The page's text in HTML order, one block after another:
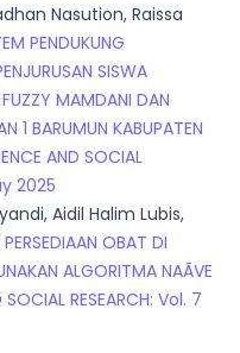
Nasution, Raissa
PENDUKUNG
SISWA
MAMDANI DAN
1 BARUMUN KABUPATEN
AND SOCIAL
2025
Aidil Halim Lubis,
OBAT DI
ALGORITMA NAÃVE
RESEARCH: Vol. 7